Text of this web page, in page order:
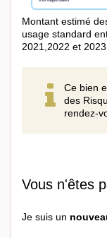
Montant estimé
usage standard
2021,2022 et
Ce bien
des
rendez-
Vous n'êtes
Je suis un